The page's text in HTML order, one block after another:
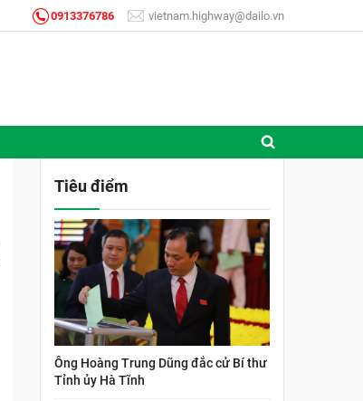
0913376786 vietnam.highway@dailo.vn
Tiêu điểm
Ông Hoàng Trung Dũng đắc cử Bí thư
Tỉnh ủy Hà Tĩnh